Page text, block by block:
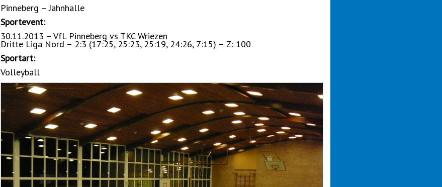
Pinneberg – Jahnhalle
Sportevent:
30.11.2013 – VfL Pinneberg vs TKC Wriezen
Dritte Liga Nord – 2:3 (17:25, 25:23, 25:19, 24:26, 7:15) – Z: 100
Sportart:
Volleyball